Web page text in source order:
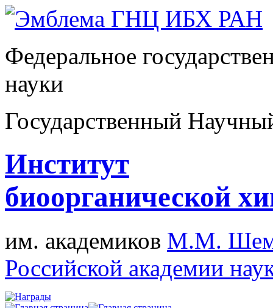
Федеральное
науки
Государственный
Институт
биоорганической
им. академиков М.М.
Российской академии